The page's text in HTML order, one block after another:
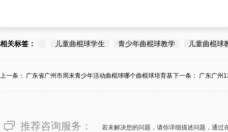
相关标签： 儿童曲棍球学生 青少年曲棍球教学 儿童曲棍球
上一条： 广东省广州市周末青少年活动曲棍球哪个曲棍球培育基下一条： 广东广州
推荐咨询服务： 若未解决您的问题，请你详细描述问题，通过